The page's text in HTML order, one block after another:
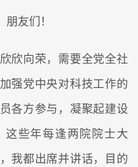
友们！
向荣，需要全党全社
强党中央对科技工作的
各方参与，凝聚起建设
这些年每逢两院院士大
我都出席并讲话，目的